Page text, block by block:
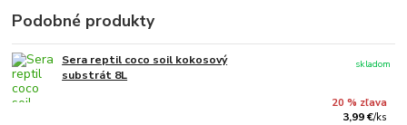
Podobné produkty
Sera reptil coco soil kokosový
substrát 8L
20 % zľava
3,99 €/ks
skladom